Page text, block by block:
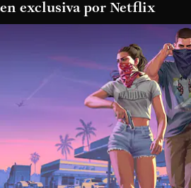
en exclusiva por Netflix